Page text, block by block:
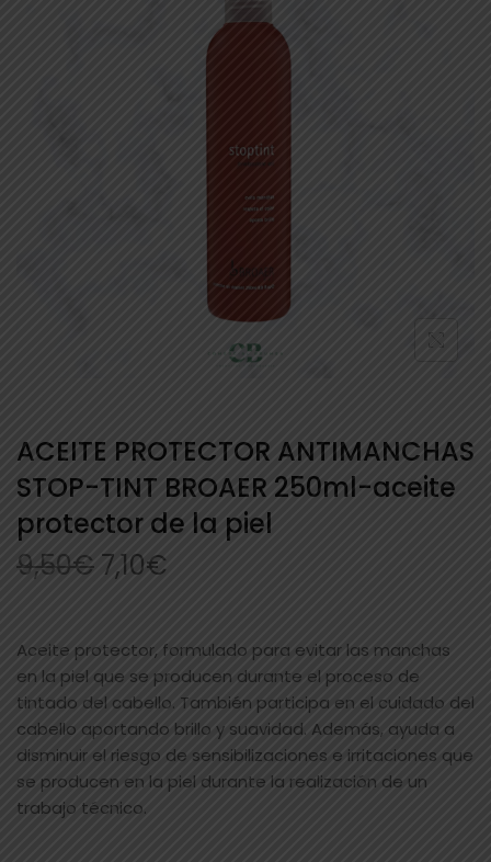
ACEITE PROTECTOR ANTIMANCHAS
STOP-TINT BROAER 250ml-aceite
protector de la piel
9,50€ 7,10€
Aceite protector, formulado para evitar las manchas
en la piel que se producen durante el proceso de
tintado del cabello. También participa en el cuidado del
cabello aportando brillo y suavidad. Además, ayuda a
disminuir el riesgo de sensibilizaciones e irritaciones que
se producen en la piel durante la realización de un
trabajo técnico.